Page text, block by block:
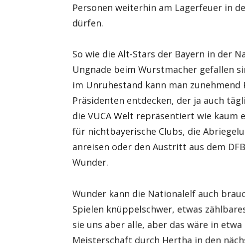
Personen weiterhin am Lagerfeuer in
dürfen.
So wie die Alt-Stars der Bayern in der
Ungnade beim Wurstmacher gefallen
im Unruhestand kann man zunehmend
Präsidenten entdecken, der ja auch
die VUCA Welt repräsentiert wie kaum
für nichtbayerische Clubs, die
anreisen oder den Austritt aus dem
Wunder.
Wunder kann die Nationalelf auch
Spielen knüppelschwer, etwas
sie uns aber alle, aber das wäre in
Meisterschaft durch Hertha in den